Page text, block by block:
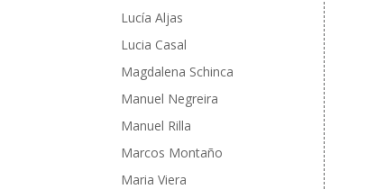
Lucía Aljas
Lucia Casal
Magdalena Schinca
Manuel Negreira
Manuel Rilla
Marcos Montaño
Maria Viera